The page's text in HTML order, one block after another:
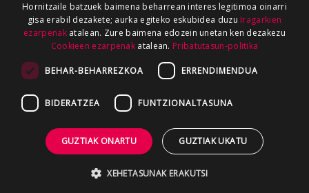
Hornitzaile batzuek baimena beharrean interes legitimoa oinarri
gisa erabil dezakete; aurka egiteko eskubidea duzu Iragarkien
ezarpenakatalean. Zure baimena edozein unetan ken dezakezu
Cookieen ezarpenak atalean. Pribatutasun-politika
BEHAR-BEHARREZKOA ERRENDIMENDUA
BIDERATZEA FUNTZIONALTASUNA
GUZTIAK ONARTU GUZTIAK UKATU
XEHETASUNAK ERAKUTSI